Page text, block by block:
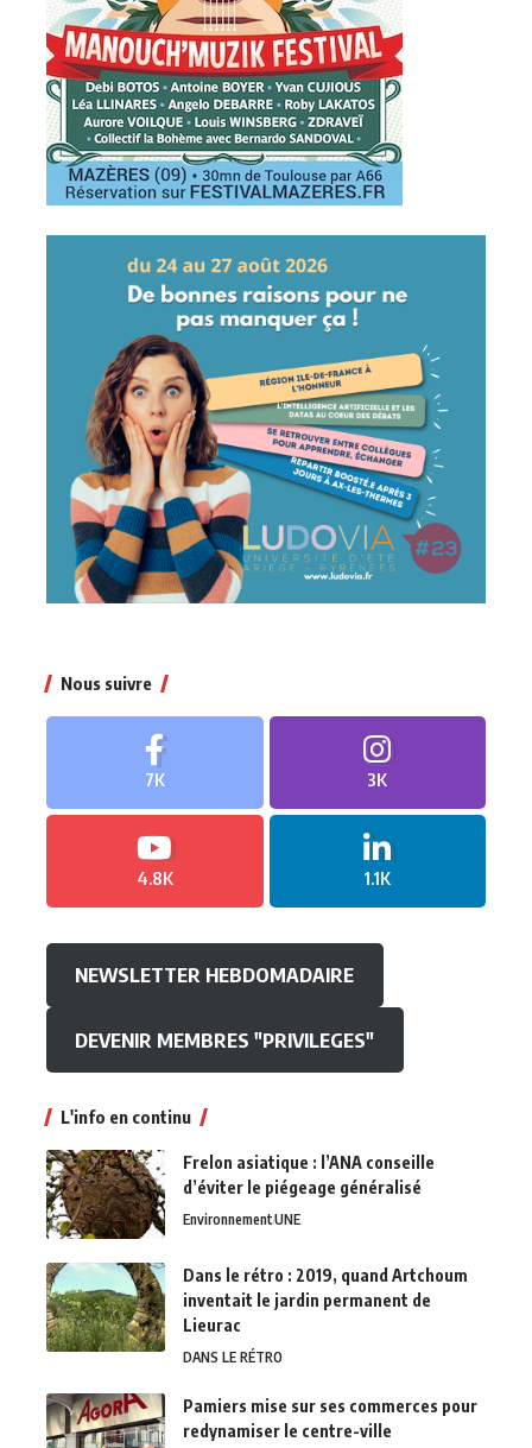
Nous suivre
7K 3K
4.8K 1.1K
NEWSLETTER HEBDOMADAIRE
DEVENIR MEMBRES "PRIVILEGES"
L'info en continu
Frelon asiatique : l’ANA conseille
d’éviter le piégeage généralisé
EnvironnementUNE
Dans le rétro : 2019, quand Artchoum
inventait le jardin permanent de
Lieurac
DANS LE RÉTRO
Pamiers mise sur ses commerces pour
redynamiser le centre-ville